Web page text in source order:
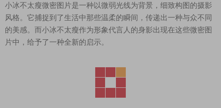
小冰不太瘦微密图片是一种以微弱光线为背景，细致构图的摄影
风格。它捕捉到了生活中那些温柔的瞬间，传递出一种与众不同
的美感。而小冰不太瘦作为形象代言人的身影出现在这些微密图
片中，给予了一种全新的启示。